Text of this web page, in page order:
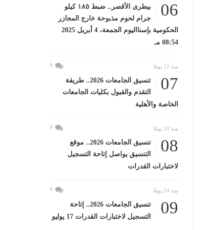
06
بيطرى الأقصر.. ضبط ١٨٥ كيلو
جرام لحوم مذبوحة خارج المجازر
الحكومية بإسنااليوم الجمعة، 4 أبريل 2025
08:54 مـ
منذ 12 يومًا 0
07
تنسيق الجامعات 2026.. طريقة
التقدم والقبول بكليات الجامعات
الخاصة والأهلية
منذ 19 يومًا 0
08
تنسيق الجامعات 2026.. موقع
التنسيق يواصل إتاحة التسجيل
لاختبارات القدرات
منذ 24 يومًا 0
09
تنسيق الجامعات 2026.. إتاحة
التسجيل لاختبارات القدرات 17 يوليو